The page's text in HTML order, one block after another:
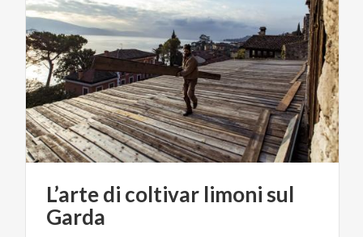
L’artedi coltivar limoni sul
Garda